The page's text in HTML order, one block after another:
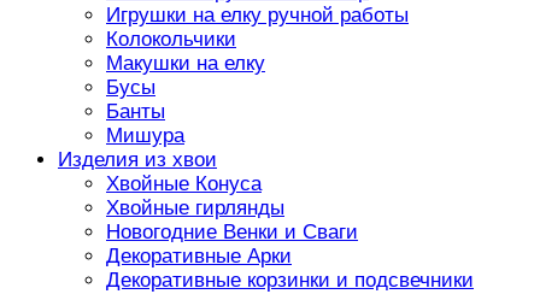
Игрушки на елку ручной работы
Колокольчики
Макушки на елку
Бусы
Банты
Мишура
Изделия из хвои
Хвойные Конуса
Хвойные гирлянды
Новогодние Венки и Сваги
Декоративные Арки
Декоративные корзинки и подсвечники